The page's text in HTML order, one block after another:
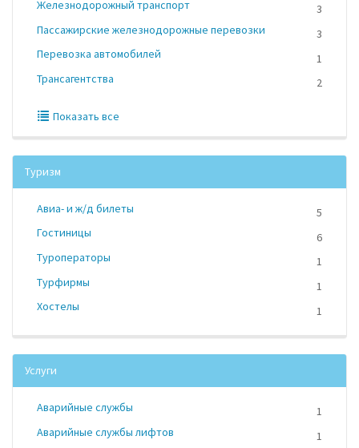
Железнодорожный транспорт
3
Пассажирские железнодорожные перевозки
3
Перевозка автомобилей
1
Трансагентства
2
Показать все
Туризм
Авиа- и ж/д билеты
5
Гостиницы
6
Туроператоры
1
Турфирмы
1
Хостелы
1
Услуги
Аварийные службы
1
Аварийные службы лифтов
1